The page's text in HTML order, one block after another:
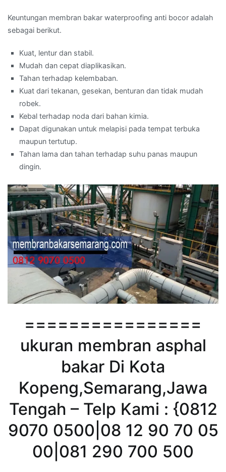
Keuntungan membran bakar waterproofing anti bocor adalah
sebagai berikut.
Kuat, lentur dan stabil.
Mudah dan cepat diaplikasikan.
Tahan terhadap kelembaban.
Kuat dari tekanan, gesekan, benturan dan tidak mudah
robek.
Kebal terhadap noda dari bahan kimia.
Dapat digunakan untuk melapisi pada tempat terbuka
maupun tertutup.
Tahan lama dan tahan terhadap suhu panas maupun
dingin.
================
ukuran membran asphal
bakar Di Kota
Kopeng,Semarang,Jawa
Tengah – Telp Kami : {0812
9070 0500|08 12 90 70 05
00|081 290 700 500